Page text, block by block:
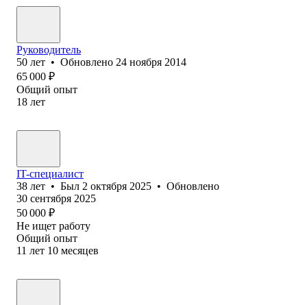
Руководитель
50 лет • Обновлено 24 ноября 2014
65 000 ₽
Общий опыт
18 лет
IT-специалист
38 лет • Был 2 октября 2025 • Обновлено
30 сентября 2025
50 000 ₽
Не ищет работу
Общий опыт
11 лет 10 месяцев